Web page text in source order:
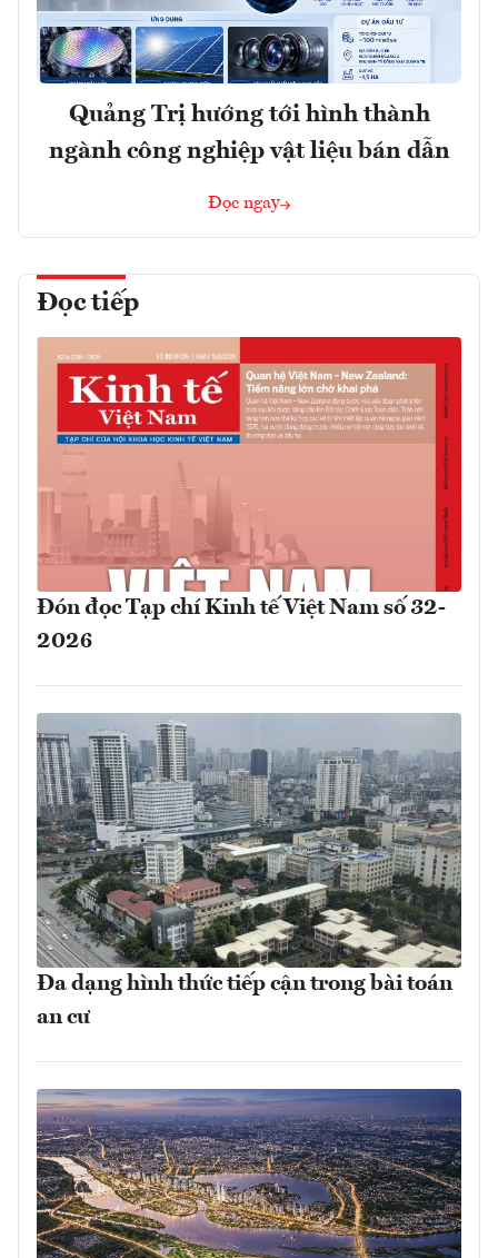
Quảng Trị hướng tới hình thành
ngành công nghiệp vật liệu bán dẫn
Đọc ngay
Đọc tiếp
Đón đọc Tạp chí Kinh tế Việt Nam số 32-
2026
Đa dạng hình thức tiếp cận trong bài toán
an cư